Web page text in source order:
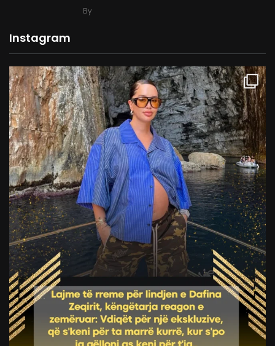
By
Instagram